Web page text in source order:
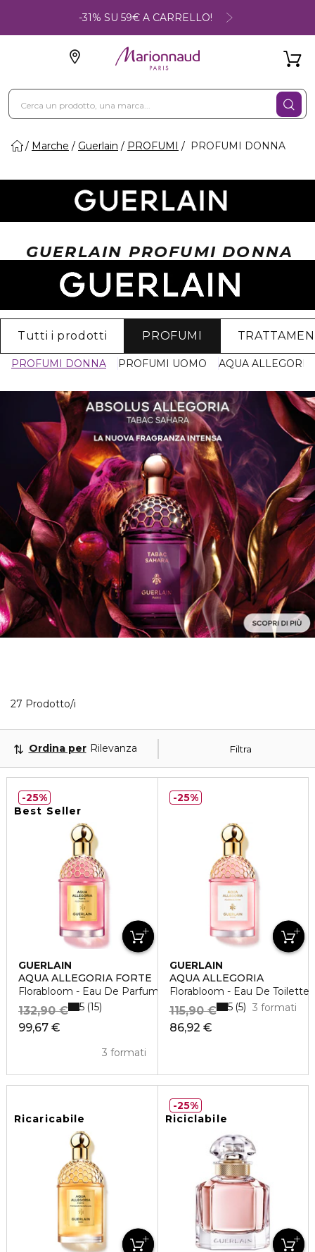
-31% SU 59€ A CARRELLO!
Marche Guerlain PROFUMI PROFUMI DONNA
GUERLAIN PROFUMI DONNA
Tutti i prodotti PROFUMI
PROFUMI DONNA PROFUMI UOMO AQUA ALLEGORIA
27 Prodotto/i
Filtra
Ordina per Rilevanza
Best Seller
GUERLAIN
AQUA ALLEGORIA FORTE
Florabloom - Eau De Parfum
99,67 €
132,90 €
3 formati
5 15
25%
GUERLAIN
AQUA ALLEGORIA
Florabloom - Eau De Toilette
86,92 €
115,90 € 3 formati
5 5
25%
Ricaricabile Riciclabile
25%